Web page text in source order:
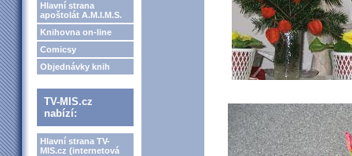
Hlavní strana
apoštolát A.M.I.M.S.
Knihovna on-line
Comicsy
Objednávky knih
TV-MIS.cz
nabízí:
Hlavní strana TV-
MIS.cz (internetová